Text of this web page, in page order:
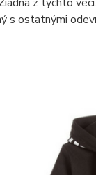
s ostatnými